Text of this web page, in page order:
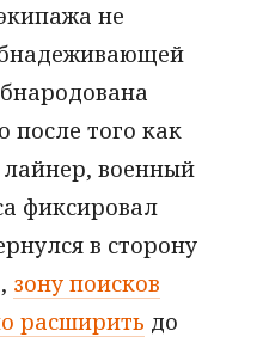
не
после того как
военный
фиксировал
в сторону
зону поисков
расширить до